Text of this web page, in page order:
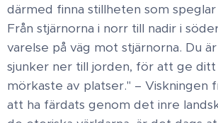
därmed finna stillheten som speglar
Från stjärnorna i norr till nadir i
varelse på väg mot stjärnorna. Du
sjunker ner till jorden, för att ge ditt
mörkaste av platser." – Viskningen
att ha färdats genom det inre